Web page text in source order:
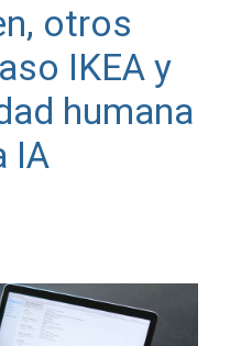
otros
IKEA y
humana
IA